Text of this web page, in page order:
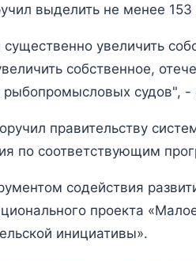
выделить не менее
существенно увеличить
собственное,
рыбопромысловых судов", -
правительству
по соответствующим
содействия
проекта
инициативы».